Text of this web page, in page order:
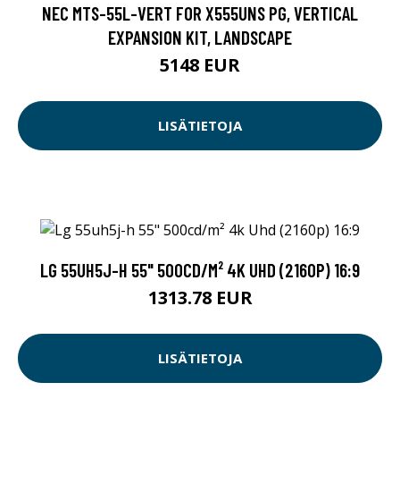
NEC MTS-55L-VERT FOR X555UNS PG, VERTICAL
EXPANSION KIT, LANDSCAPE
5148 EUR
LISÄTIETOJA
LG 55UH5J-H 55" 500CD/M² 4K UHD (2160P) 16:9
1313.78 EUR
LISÄTIETOJA